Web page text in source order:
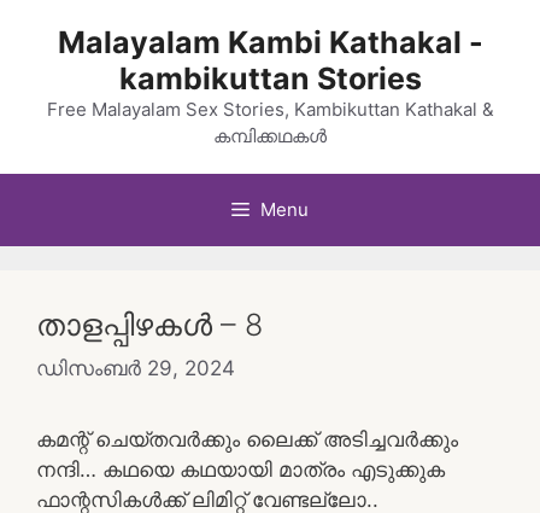
Malayalam Kambi Kathakal -
kambikuttan Stories
Free Malayalam Sex Stories, Kambikuttan Kathakal &
കമ്പിക്കഥകൾ
Menu
താളപ്പിഴകൾ – 8
ഡിസംബർ 29, 2024
കമന്റ് ചെയ്തവർക്കും ലൈക്ക് അടിച്ചവർക്കും
നന്ദി… കഥയെ കഥയായി മാത്രം എടുക്കുക
ഫാന്റസികൾക്ക് ലിമിറ്റ് വേണ്ടല്ലോ..